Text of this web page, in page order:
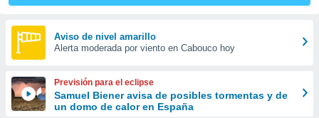
y
digital
basada
Aviso de nivel amarillo
Alerta moderada por viento en Cabouco hoy
Previsión para el eclipse
Samuel Biener avisa de posibles tormentas y de
un domo de calor en España